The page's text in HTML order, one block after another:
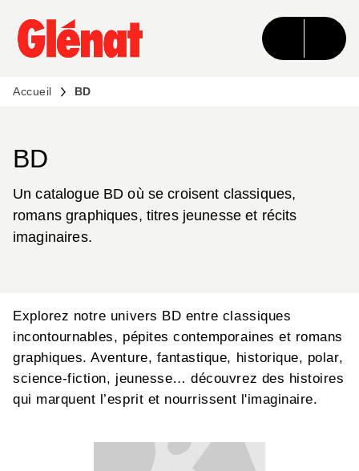
MENU RECHERCHE CONTENU
PIED DE PAGE
Accueil BD
BD
Un catalogue BD où se croisent classiques,
romans graphiques, titres jeunesse et récits
imaginaires.
Explorez notre univers BD entre classiques
incontournables, pépites contemporaines et romans
graphiques. Aventure, fantastique, historique, polar,
science-fiction, jeunesse… découvrez des histoires
qui marquent l’esprit et nourrissent l'imaginaire.